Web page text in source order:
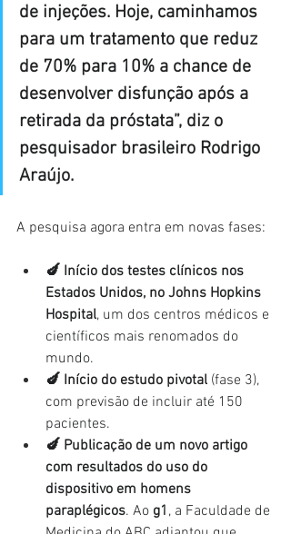
de injeções. Hoje, caminhamos
para um tratamento que reduz
de 70% para 10% a chance de
desenvolver disfunção após a
retirada da próstata”, diz o
pesquisador brasileiro Rodrigo
Araújo.
A pesquisa agora entra em novas fases:
🍆 Início dos testes clínicos nos
Estados Unidos, no Johns Hopkins
Hospital, um dos centros médicos e
científicos mais renomados do
mundo.
🍆 Início do estudo pivotal (fase 3),
com previsão de incluir até 150
pacientes.
🍆 Publicação de um novo artigo
com resultados do uso do
dispositivo em homens
paraplégicos. Ao g1 , a Faculdade de